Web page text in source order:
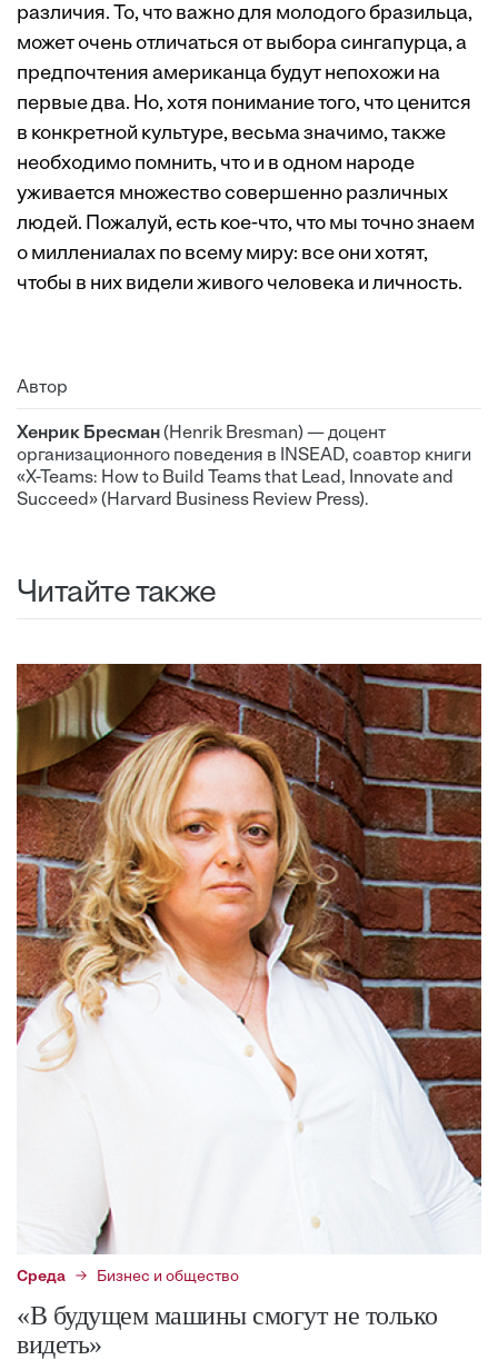
различия. То, что важно для молодого бразильца,
может очень отличаться от выбора сингапурца, а
предпочтения американца будут непохожи на
первые два. Но, хотя понимание того, что ценится
в конкретной культуре, весьма значимо, также
необходимо помнить, что и в одном народе
уживается множество совершенно различных
людей. Пожалуй, есть кое-что, что мы точно знаем
о миллениалах по всему миру: все они хотят,
чтобы в них видели живого человека и личность.
Автор
Хенрик Бресман(Henrik Bresman) — доцент
организационного поведения в INSEAD, соавтор книги
«X-Teams: How to Build Teams that Lead, Innovate and
Succeed» (Harvard Business Review Press).
Читайте также
Среда Бизнес и общество
«В будущем машины смогут не только
видеть»